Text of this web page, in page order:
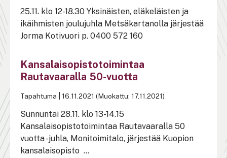
25.11. klo 12-18.30 Yksinäisten, eläkeläisten ja
ikäihmisten joulujuhla Metsäkartanolla järjestää
Jorma Kotivuori p. 0400 572 160
Kansalaisopistotoimintaa
Rautavaaralla 50-vuotta
Tapahtuma 16.11.2021 (Muokattu: 17.11.2021)
Sunnuntai 28.11. klo 13-14.15
Kansalaisopistotoimintaa Rautavaaralla 50
vuotta -juhla, Monitoimitalo, järjestää Kuopion
kansalaisopisto ...